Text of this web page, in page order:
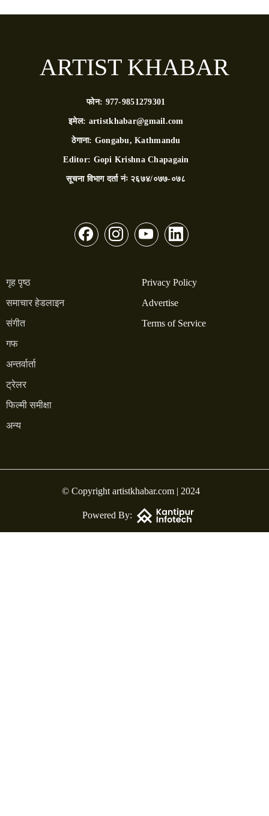
ARTIST KHABAR
फोन: 977-9851279301
इमेल: artistkhabar@gmail.com
ठेगाना: Gongabu, Kathmandu
Editor: Gopi Krishna Chapagain
सूचना विभाग दर्ता नंः २६७४/०७७-०७८
गृह पृष्ठ
समाचार हेडलाइन
संगीत
गफ
अन्तर्वार्ता
ट्रेलर
फिल्मी समीक्षा
अन्य
Privacy Policy
Advertise
Terms of Service
© Copyright artistkhabar.com | 2024
Powered By: